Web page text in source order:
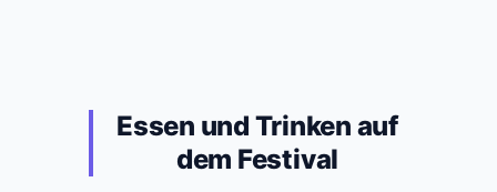
Essen und Trinken auf
dem Festival